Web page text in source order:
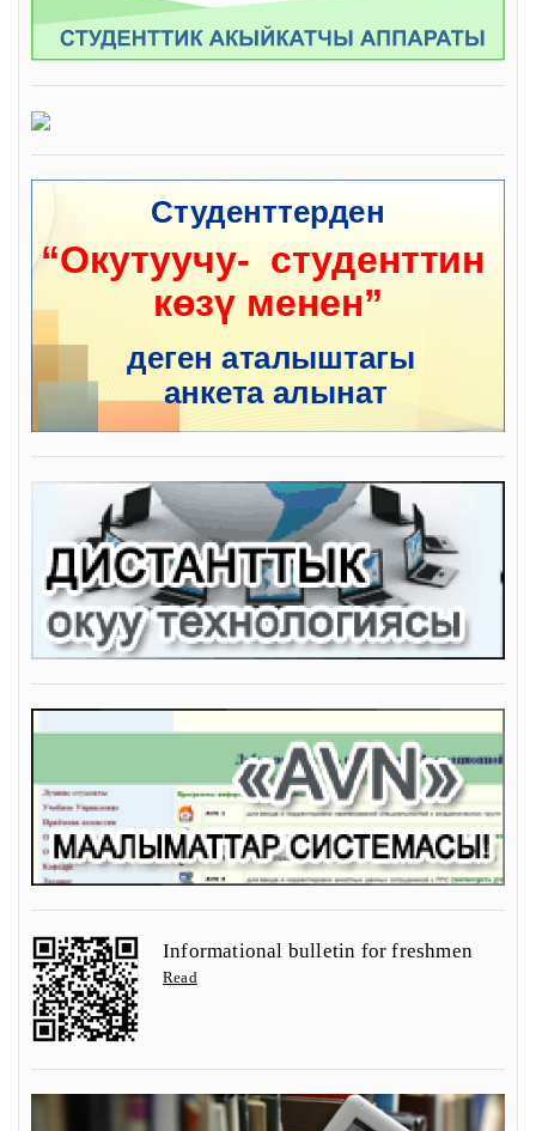
Informational bulletin for freshmen
Read